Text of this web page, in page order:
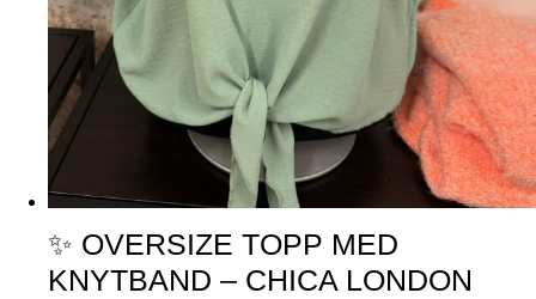
✨ OVERSIZE TOPP MED
KNYTBAND – CHICA LONDON